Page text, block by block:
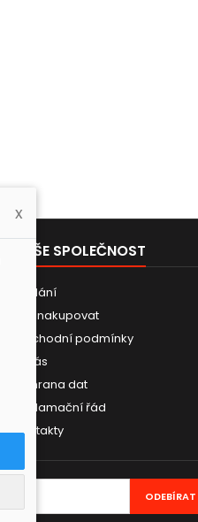
NAŠE SPOLEČNOST
Dodání
Jak nakupovat
Obchodní podmínky
O nás
Ochrana dat
Reklamační řád
Kontakty
x